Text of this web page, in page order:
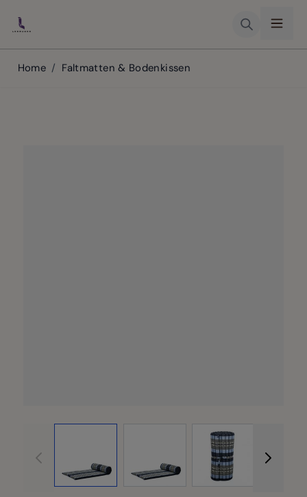
Home / Faltmatten & Bodenkissen
View larger imageView larger